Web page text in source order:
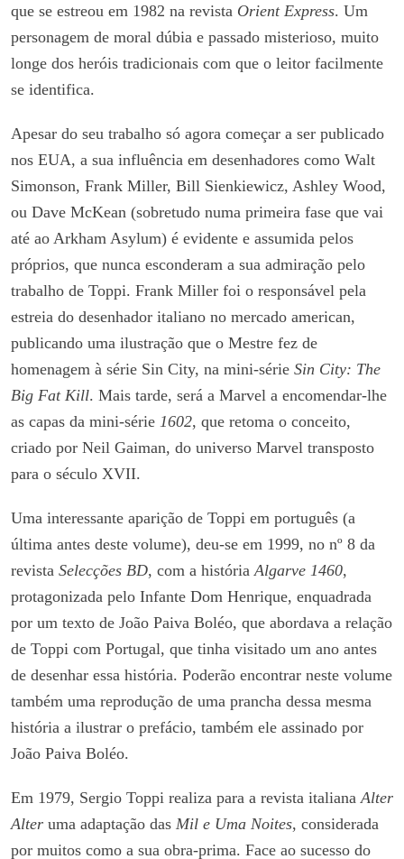
que se estreou em 1982 na revista Orient Express. Um
personagem de moral dúbia e passado misterioso, muito
longe dos heróis tradicionais com que o leitor facilmente
se identifica.
Apesar do seu trabalho só agora começar a ser publicado
nos EUA, a sua influência em desenhadores como Walt
Simonson, Frank Miller, Bill Sienkiewicz, Ashley Wood,
ou Dave McKean (sobretudo numa primeira fase que vai
até ao Arkham Asylum) é evidente e assumida pelos
próprios, que nunca esconderam a sua admiração pelo
trabalho de Toppi. Frank Miller foi o responsável pela
estreia do desenhador italiano no mercado american,
publicando uma ilustração que o Mestre fez de
homenagem à série Sin City, na mini-série Sin City: The
Big Fat Kill. Mais tarde, será a Marvel a encomendar-lhe
as capas da mini-série 1602, que retoma o conceito,
criado por Neil Gaiman, do universo Marvel transposto
para o século XVII.
Uma interessante aparição de Toppi em português (a
última antes deste volume), deu-se em 1999, no nº 8 da
revista Selecções BD, com a história Algarve 1460,
protagonizada pelo Infante Dom Henrique, enquadrada
por um texto de João Paiva Boléo, que abordava a relação
de Toppi com Portugal, que tinha visitado um ano antes
de desenhar essa história. Poderão encontrar neste volume
também uma reprodução de uma prancha dessa mesma
história a ilustrar o prefácio, também ele assinado por
João Paiva Boléo.
Em 1979, Sergio Toppi realiza para a revista italiana Alter
Alter uma adaptação das Mil e Uma Noites, considerada
por muitos como a sua obra-prima. Face ao sucesso do